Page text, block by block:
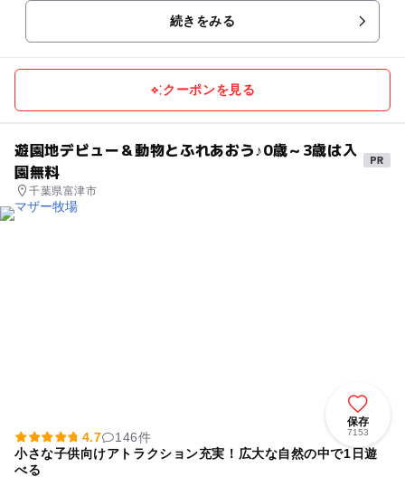
続きをみる
クーポンを見る
遊園地デビュー＆動物とふれあおう♪0歳～3歳は入
園無料
千葉県富津市
保存
7153
4.7
146件
小さな子供向けアトラクション充実！広大な自然の中で1日遊
べる